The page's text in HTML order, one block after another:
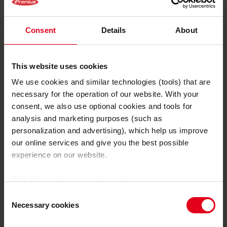
Consent Details About
This website uses cookies
We use cookies and similar technologies (tools) that are
necessary for the operation of our website. With your
consent, we also use optional cookies and tools for
analysis and marketing purposes (such as
personalization and advertising), which help us improve
our online services and give you the best possible
experience on our website.
providers. Third-party providers also include Google LLC,
YouTube LLC and Meta Platforms, Inc., which are based
Selection
Necessary cookies
negro» en algunos casos. Puedes consultar qué
significan «Full Backup» y «capacidad de arranque en
negro» en esta
entrada del blog
unidad de almacenamiento de CC que se comunica